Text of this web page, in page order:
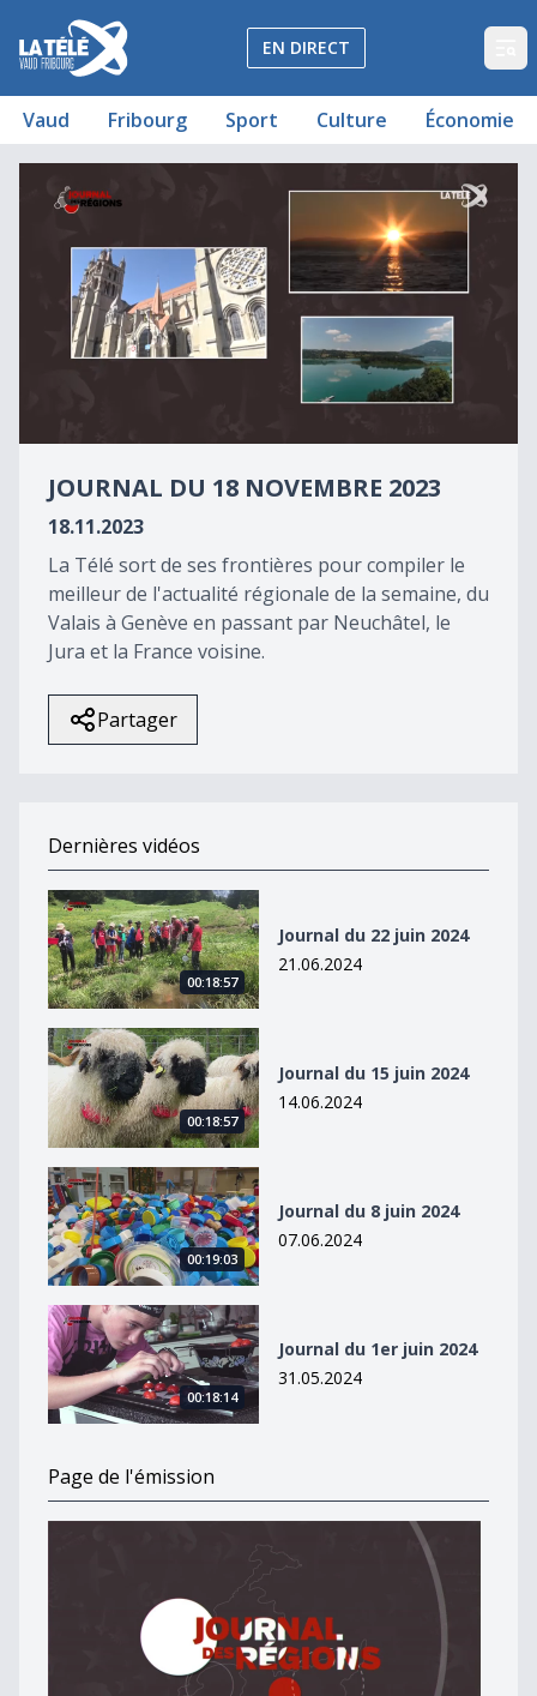
La Télé - Télévision régionale Vaud et Fribourg
EN DIRECT
Vaud Fribourg Sport Culture Économie
seconds
JOURNAL DU 18 NOVEMBRE 2023
18.11.2023
La Télé sort de ses frontières pour compiler le
meilleur de l'actualité régionale de la semaine, du
Valais à Genève en passant par Neuchâtel, le
Jura et la France voisine.
Partager
Dernières vidéos
Journal du 22 juin 2024
00:18:57
Journal du 22 juin 2024
21.06.2024
Journal du 15 juin 2024
00:18:57
Journal du 15 juin 2024
14.06.2024
Journal du 8 juin 2024
00:19:03
Journal du 8 juin 2024
07.06.2024
Journal du 1er juin 2024
00:18:14
Journal du 1er juin 2024
31.05.2024
Page de l'émission